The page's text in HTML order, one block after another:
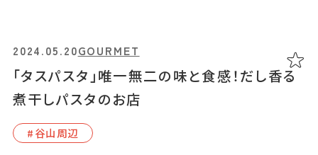
「タスパスタ」唯一無二の味と食感！だし香る
煮干しパスタのお店
2024.05.20GOURMET
#⾕⼭周辺